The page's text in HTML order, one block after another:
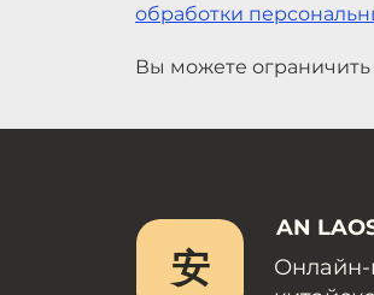
обработки
Вы можете ограничить
安
AN